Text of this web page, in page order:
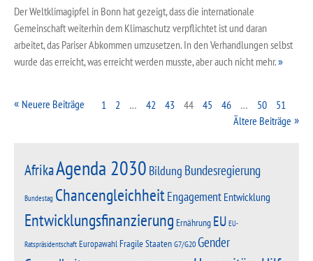
Der Weltklimagipfel in Bonn hat gezeigt, dass die internationale
Gemeinschaft weiterhin dem Klimaschutz verpflichtet ist und daran
arbeitet, das Pariser Abkommen umzusetzen. In den Verhandlungen selbst
wurde das erreicht, was erreicht werden musste, aber auch nicht mehr.
Neuere Beiträge 1 2 … 42 43 44 45 46 … 50
51
Ältere Beiträge
AfrikaAgenda 2030 Bildung Bundesregierung
Bundestag ChancengleichheitEngagement Entwicklung
Entwicklungsfinanzierung Ernährung EU EU-
Ratspräsidentschaft EuropawahlFragile StaatenG7/G20Gender